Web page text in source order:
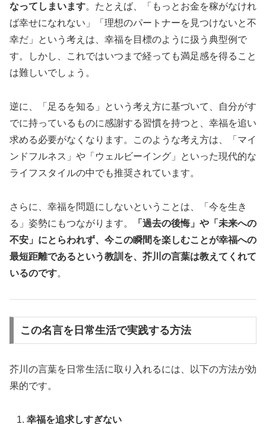
なってしまいます。たとえば、「もっとお金を稼がなけれ
ば幸せになれない」「理想のパートナーを見つけないと不
幸だ」という考えは、幸福を目標のように扱う典型例で
す。しかし、これではいつまで経っても満足感を得ること
は難しいでしょう。
逆に、「足るを知る」という考え方に基づいて、自分がす
でに持っているものに感謝する習慣を持つと、幸福を追い
求める必要がなくなります。このような考え方は、「マイ
ンドフルネス」や「ウェルビーイング」といった現代的な
ライフスタイルの中でも推奨されています。
さらに、幸福を問題にしないということは、「今を生き
る」姿勢にもつながります。
「過去の後悔」や「未来への
不安」にとらわれず、今この瞬間を楽しむことが幸福への
最短距離であるという教訓を、芥川の言葉は教えてくれて
いるのです。
この名言を日常生活で実践する方法
芥川の言葉を日常生活に取り入れるには、以下の方法が効
果的です。
幸福を追求しすぎない